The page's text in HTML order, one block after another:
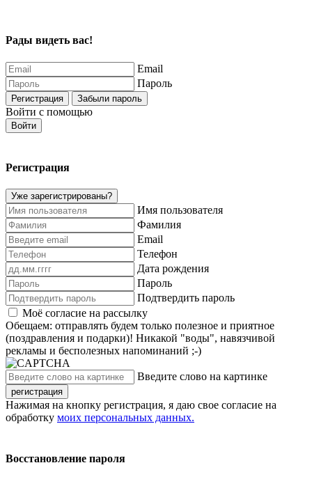
Рады видеть вас!
Email
Пароль
Регистрация Забыли пароль
Войти с помощью
Войти
Регистрация
Уже зарегистрированы?
Имя пользователя
Фамилия
Email
Телефон
Дата рождения
Пароль
Подтвердить пароль
Моё согласие на рассылку
Обещаем: отправлять будем только полезное и приятное
(поздравления и подарки)! Никакой "воды", навязчивой
рекламы и бесполезных напоминаний ;-)
Введите слово на картинке
регистрация
Нажимая на кнопку регистрация, я даю свое согласие на
обработку моих персональных данных.
Восстановление пароля